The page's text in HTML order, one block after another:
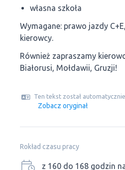
własna szkoła
Wymagane: prawo jazdy
kierowcy.
Również zapraszamy
Białorusi, Mołdawii, Gruzji!
Ten tekst został
Zobacz oryginał
Rokład czasu pracy
z 160 do 168 godzin